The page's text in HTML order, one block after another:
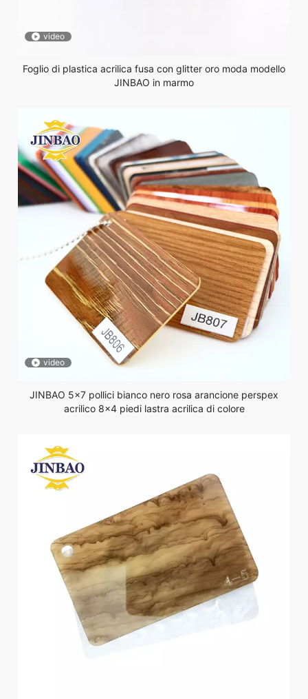
video
Foglio di plastica acrilica fusa con glitter oro moda modello
JINBAO in marmo
video
JINBAO 5x7 pollici bianco nero rosa arancione perspex
acrilico 8x4 piedi lastra acrilica di colore